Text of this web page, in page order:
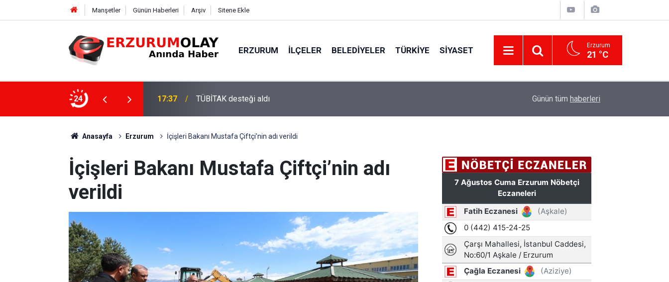
Manşetler Günün Haberleri Arşiv Sitene Ekle
ERZURUM İLÇELER BELEDIYELER TÜRKIYE SIYASET Erzurum
21 °C
24 17:34 Erzurum’da gıda ve yem işletmelerine sıkı markaj Mahmut Uykusuz’un adı parka, Mehmet
Günün tüm haberleri
Anasayfa Erzurum İçişleri Bakanı Mustafa Çiftçi’nin adı verildi
İçişleri Bakanı Mustafa Çiftçi’nin adı
verildi